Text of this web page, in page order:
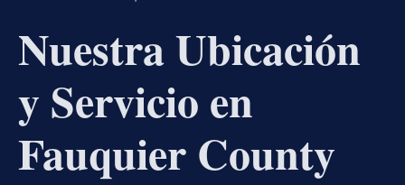
Nuestra Ubicación
y Servicio en
Fauquier County